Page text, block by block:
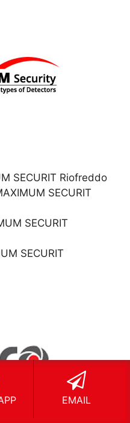
SECURIT Riofreddo
SECURIT
SECURIT
SECURIT
EMAIL